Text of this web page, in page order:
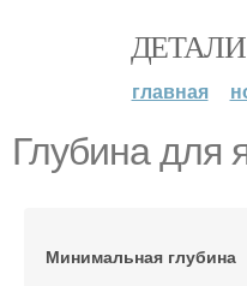
главная
Глубина для
Минимальная глубина